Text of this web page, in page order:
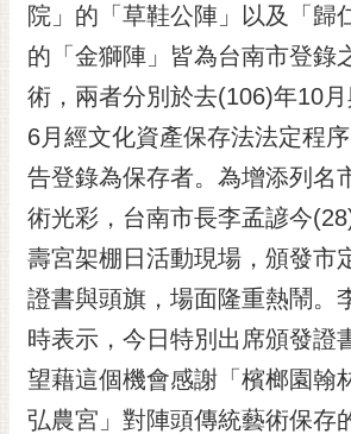
主題服務
市政資訊
市民互動
黃
偉
哲
螢
光
花
院」的「草鞋公陣」以及「歸
的「金獅陣」皆為台南市登錄
術，兩者分別於去(106)年10
6月經文化資產保存法法定程
告登錄為保存者。為增添列名
術光彩，台南市長李孟諺今
壽宮架棚日活動現場，頒發市
證書與頭旗，場面隆重熱鬧。
時表示，今日特別出席頒發證
望藉這個機會感謝「檳榔園翰
弘農宮」對陣頭傳統藝術保存